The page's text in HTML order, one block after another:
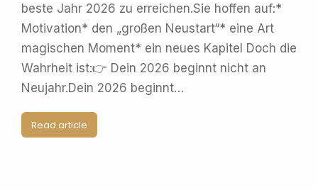
beste Jahr 2026 zu erreichen.Sie hoffen auf:*
Motivation* den „großen Neustart“* eine Art
magischen Moment* ein neues Kapitel Doch die
Wahrheit ist:👉 Dein 2026 beginnt nicht an
Neujahr.Dein 2026 beginnt…
Read article